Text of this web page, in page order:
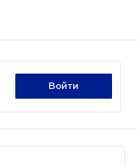
войти